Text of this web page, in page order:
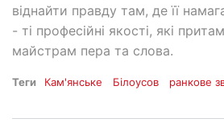
віднайти правду там, де її
- ті професійні якості, які
майстрам пера та слова.
Теги Кам'янське Білоусов ранкове